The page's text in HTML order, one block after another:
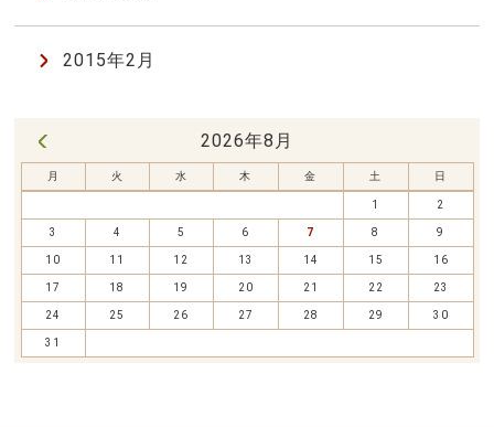
2015年2月
2026年8月
月 火 水 木 金 土 日
1 2
3 4 5 6 7 8 9
10 11 12 13 14 15 16
17 18 19 20 21 22 23
24 25 26 27 28 29 30
31